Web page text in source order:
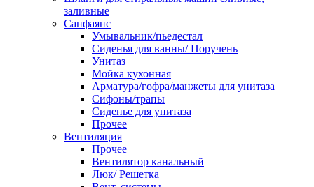
заливные
Санфаянс
Умывальник/пьедестал
Сиденья для ванны/ Поручень
Унитаз
Мойка кухонная
Арматура/гофра/манжеты для унитаза
Сифоны/трапы
Сиденье для унитаза
Прочее
Вентиляция
Прочее
Вентилятор канальный
Люк/ Решетка